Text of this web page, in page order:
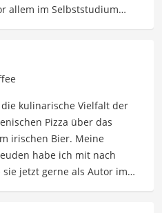
allem im Selbststudium
Art-Schulung bei der
Schulung der
bei der Bonner Kaffeeschule.
kann sie sich mit
über die gemeinsamen
aus den 90ern)
ist aus unserer Sicht
kulinarische Vielfalt der
Pizza über das
irischen Bier. Meine
habe ich mit nach
jetzt gerne als Autor im